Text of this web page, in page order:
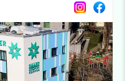
InstagramFacebook